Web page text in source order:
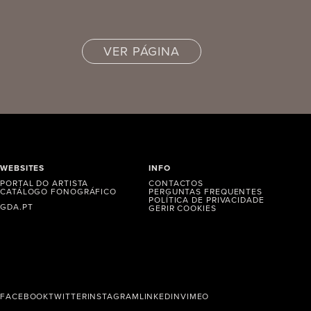
VER PÁGINA
WEBSITES
PORTAL DO ARTISTA
CATÁLOGO FONOGRÁFICO
GDA.PT
INFO
CONTACTOS
PERGUNTAS FREQUENTES
POLÍTICA DE PRIVACIDADE
GERIR COOKIES
FACEBOOKTWITTERINSTAGRAMLINKEDINVIMEO